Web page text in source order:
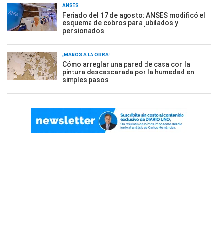
ANSES
Feriado del 17 de agosto: ANSES modificó el
esquema de cobros para jubilados y
pensionados
¡MANOS A LA OBRA!
Cómo arreglar una pared de casa con la
pintura descascarada por la humedad en
simples pasos